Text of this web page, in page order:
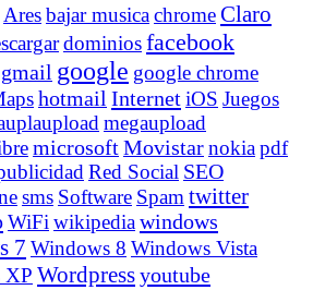
Aresbajar musicachromeClaro
dominiosfacebook
gmail google google chrome
hotmail InternetiOS Juegos
megaupload
microsoftMovistarnokiapdf
Red Social SEO
sms Software Spam twitter
WiFi wikipediawindows
7 Windows 8 Windows Vista
XP Wordpressyoutube